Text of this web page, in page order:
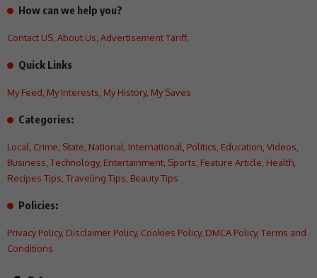
How can we help you?
Contact US About Us Advertisement Tariff,
Quick Links
My Feed My Interests My History, My Saves
Categories:
Local Crime State National International Politics Education Videos
Business Technology, Entertainment Sports Feature Article Health
Recipes Tips Traveling Tips Beauty Tips
Policies:
Privacy Policy, Disclaimer Policy, Cookies Policy, DMCA Policy, Terms and
Conditions